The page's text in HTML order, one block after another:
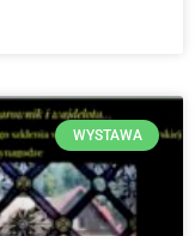
WYSTAWA